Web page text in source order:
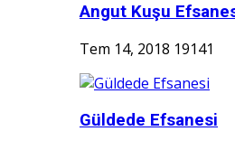
Angut Kuşu
Tem 14, 2018 19141
Güldede Efsanesi